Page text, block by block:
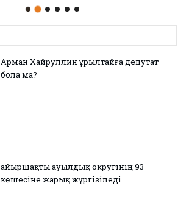
Арман Хайруллин Құрылтайға депутат
бола ма?
Қайыршақты ауылдық округінің 93
көшесіне жарық жүргізіледі